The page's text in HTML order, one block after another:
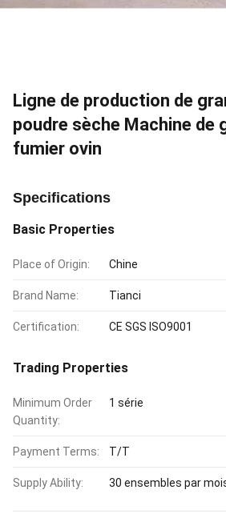
Ligne de production de
poudre sèche Machine de
fumier ovin
Specifications
Basic Properties
Place of Origin: Chine
Brand Name: Tianci
Certification: CE SGS ISO9001
Trading Properties
Minimum Order
Quantity:
1 série
Payment Terms: T/T
Supply Ability: 30 ensembles par